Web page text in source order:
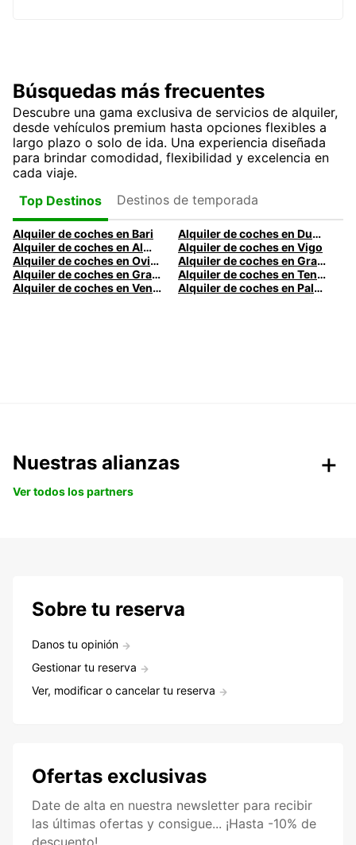
Búsquedas más frecuentes
Descubre una gama exclusiva de servicios de alquiler,
desde vehículos premium hasta opciones flexibles a
largo plazo o solo de ida. Una experiencia diseñada
para brindar comodidad, flexibilidad y excelencia en
cada viaje.
Top Destinos
Destinos de temporada
Alquiler de coches en Bari
Alquiler de coches en Dublín
Alquiler de coches en Almería
Alquiler de coches en Vigo
Alquiler de coches en Oviedo
Alquiler de coches en Granada
Alquiler de coches en Gran Canaria
Alquiler de coches en Tenerife
Alquiler de coches en Venecia
Alquiler de coches en Palermo
Nuestras alianzas
Ver todos los partners
Sobre tu reserva
Danos tu opinión
Gestionar tu reserva
Ver, modificar o cancelar tu reserva
Ofertas exclusivas
Date de alta en nuestra newsletter para recibir
las últimas ofertas y consigue... ¡Hasta -10% de